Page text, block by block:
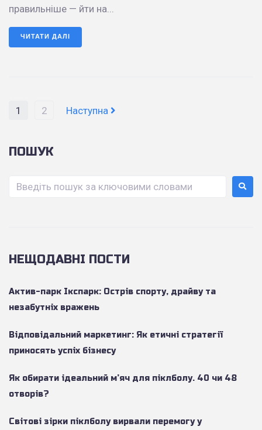
правильніше — йти на...
ЧИТАТИ ДАЛІ
1 2 Наступна
ПОШУК
НЕЩОДАВНІ ПОСТИ
Актив-парк Ікспарк: Острів спорту, драйву та
незабутніх вражень
Відповідальний маркетинг: Як етичні стратегії
приносять успіх бізнесу
Як обирати ідеальний м’яч для піклболу. 40 чи 48
отворів?
Світові зірки піклболу вирвали перемогу у